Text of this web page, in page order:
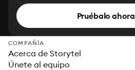
Pruébalo ahora
COMPAÑÍA
Acerca de Storytel
Únete al equipo